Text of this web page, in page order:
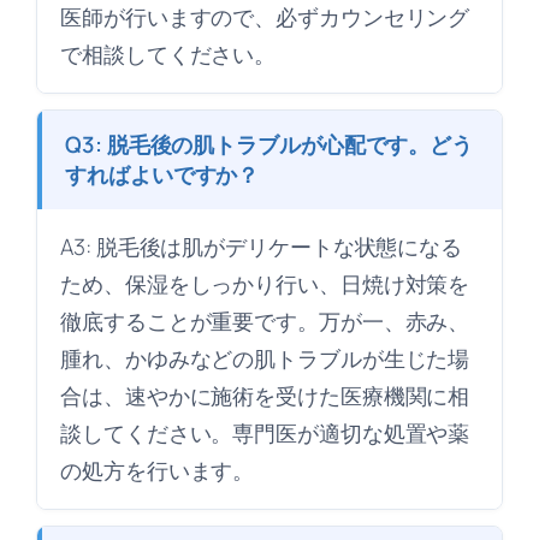
医師が行いますので、必ずカウンセリング
で相談してください。
Q3: 脱毛後の肌トラブルが心配です。どう
すればよいですか？
A3: 脱毛後は肌がデリケートな状態になる
ため、保湿をしっかり行い、日焼け対策を
徹底することが重要です。万が一、赤み、
腫れ、かゆみなどの肌トラブルが生じた場
合は、速やかに施術を受けた医療機関に相
談してください。専門医が適切な処置や薬
の処方を行います。